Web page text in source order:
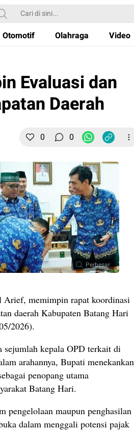
Otomotif Olahraga Video
Evaluasi dan
Daerah
0 0
Perbesar
memimpin rapat koordinasi
daerah Kabupaten Batang Hari
2026).
sejumlah kepala OPD terkait di
arahannya, Bupati menekankan
penopang utama
Batang Hari.
pengelolaan maupun penghasilan
dalam menggali potensi pajak